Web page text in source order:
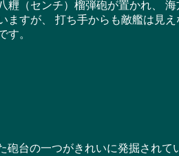
（センチ）榴弾砲が置かれ、 海
ますが、 打ち手からも敵艦は見
す。
台の一つがきれいに発掘されて